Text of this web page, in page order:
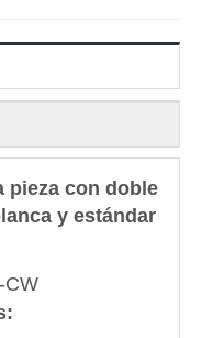
pieza con doble
y estándar
CW